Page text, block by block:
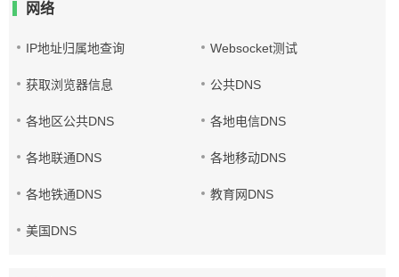
网络
IP地址归属地查询 Websocket测试
获取浏览器信息 公共DNS
各地区公共DNS 各地电信DNS
各地联通DNS 各地移动DNS
各地铁通DNS 教育网DNS
美国DNS